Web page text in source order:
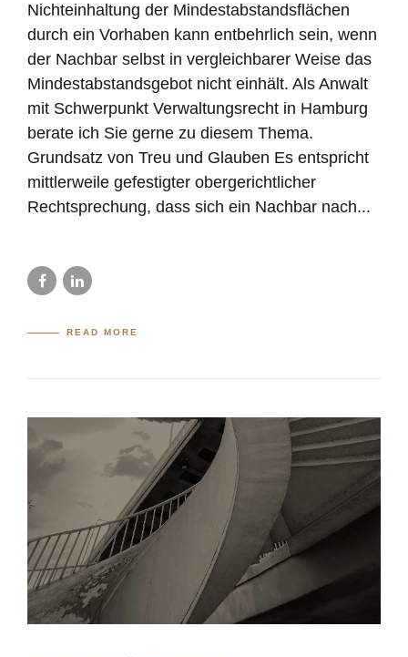
Nichteinhaltung der Mindestabstandsflächen
durch ein Vorhaben kann entbehrlich sein, wenn
der Nachbar selbst in vergleichbarer Weise das
Mindestabstandsgebot nicht einhält. Als Anwalt
mit Schwerpunkt Verwaltungsrecht in Hamburg
berate ich Sie gerne zu diesem Thema.
Grundsatz von Treu und Glauben Es entspricht
mittlerweile gefestigter obergerichtlicher
Rechtsprechung, dass sich ein Nachbar nach...
READ MORE